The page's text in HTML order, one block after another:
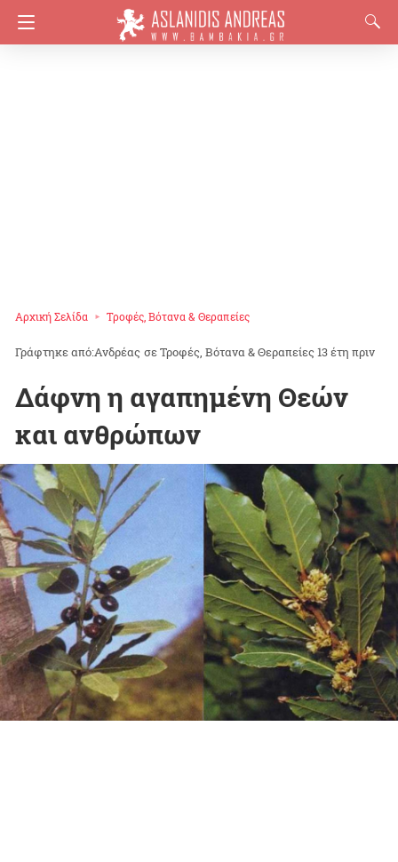
Αρχική Σελίδα Τροφές, Βότανα & Θεραπείες
Ανδρέας σεΤροφές, Βότανα & Θεραπείες 13 έτη πριν
Δάφνη η αγαπημένη Θεών
και ανθρώπων